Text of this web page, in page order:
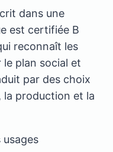
dans une
est certifiée B
reconnaît les
le plan social et
par des choix
la production et la